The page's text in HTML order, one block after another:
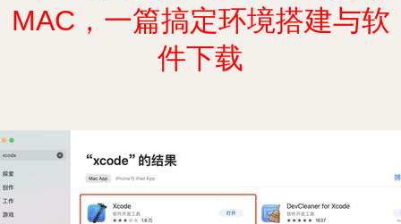
MAC，一篇搞定环境搭建与软
件下载